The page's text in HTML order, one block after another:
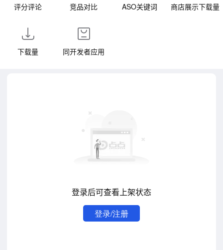
评分评论 竞品对比 ASO关键词 商店展示下载量
下载量 同开发者应用
登录后可查看上架状态
登录/注册